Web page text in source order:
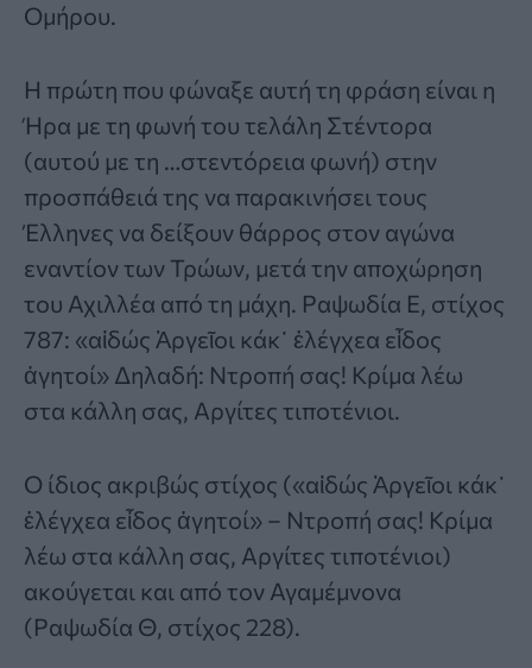
Ομήρου.
Η πρώτη που φώναξε αυτή τη φράση είναι η
Ήρα με τη φωνή του τελάλη Στέντορα
(αυτού με τη …στεντόρεια φωνή) στην
προσπάθειά της να παρακινήσει τους
Έλληνες να δείξουν θάρρος στον αγώνα
εναντίον των Τρώων, μετά την αποχώρηση
του Αχιλλέα από τη μάχη. Ραψωδία Ε, στίχος
787: «αἰδώς Ἀργεῖοι κάκ᾿ ἐλέγχεα εἶδος
ἀγητοί» Δηλαδή: Ντροπή σας! Κρίμα λέω
στα κάλλη σας, Αργίτες τιποτένιοι.
Ο ίδιος ακριβώς στίχος («αἰδώς Ἀργεῖοι κάκ᾿
ἐλέγχεα εἶδος ἀγητοί» – Ντροπή σας! Κρίμα
λέω στα κάλλη σας, Αργίτες τιποτένιοι)
ακούγεται και από τον Αγαμέμνονα
(Ραψωδία Θ, στίχος 228).